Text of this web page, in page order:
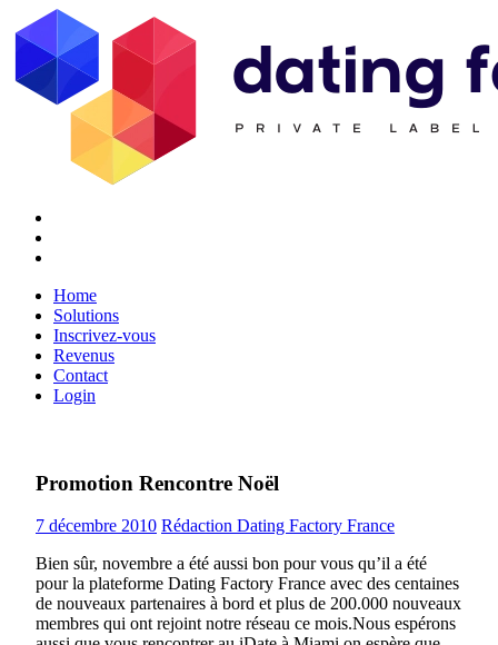
Home
Solutions
Inscrivez-vous
Revenus
Contact
Login
Promotion Rencontre Noël
7 décembre 2010 Rédaction Dating Factory France
Bien sûr, novembre a été aussi bon pour vous qu’il a été
pour la plateforme Dating Factory France avec des centaines
de nouveaux partenaires à bord et plus de 200.000 nouveaux
membres qui ont rejoint notre réseau ce mois.Nous espérons